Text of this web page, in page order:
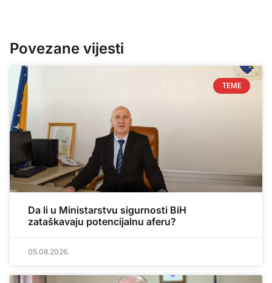
Povezane vijesti
TEME
Da li u Ministarstvu sigurnosti BiH
zataškavaju potencijalnu aferu?
05.08.2026.